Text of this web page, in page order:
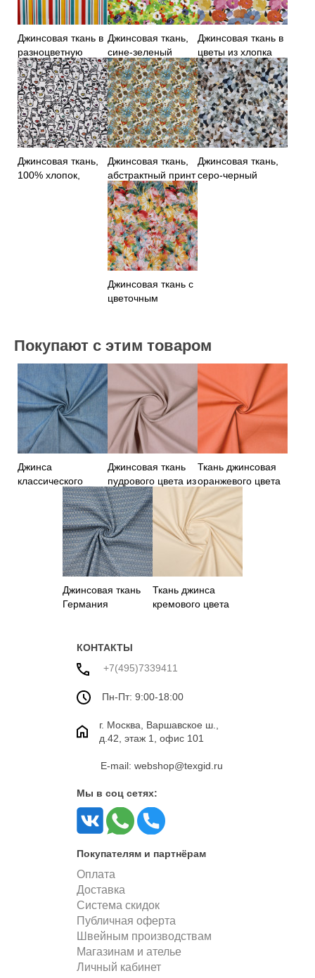
Джинсовая ткань в
разноцветную
полоску
Джинсовая ткань,
сине-зеленый
цветочный принт
Джинсовая ткань в
цветы из хлопка
Джинсовая ткань,
100% хлопок,
Джинсовая ткань,
абстрактный принт
Джинсовая ткань,
серо-черный
абстрактный принт
Джинсовая ткань с
цветочным
Покупают с этим товаром
Джинса
классического
цвета из 100%
Джинсовая ткань
пудрового цвета из
хлопка
Ткань джинсовая
оранжевого цвета
Джинсовая ткань
Германия
Ткань джинса
кремового цвета
КОНТАКТЫ
+7(495)7339411
Пн-Пт: 9:00-18:00
г. Москва, Варшавское ш.,
д.42, этаж 1, офис 101
E-mail: webshop@texgid.ru
Мы в соц сетях:
Покупателям и партнёрам
Оплата
Доставка
Система скидок
Публичная оферта
Швейным производствам
Магазинам и ателье
Личный кабинет